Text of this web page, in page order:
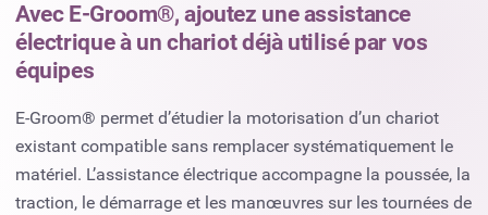
Avec E-Groom®, ajoutez une assistance
électrique à un chariot déjà utilisé par vos
équipes
E-Groom® permet d’étudier la motorisation d’un chariot
existant compatible sans remplacer systématiquement le
matériel. L’assistance électrique accompagne la poussée, la
traction, le démarrage et les manœuvres sur les tournées de